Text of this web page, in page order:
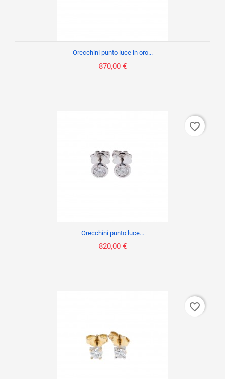
Orecchini punto luce in oro...
870,00 €
Orecchini punto luce...
820,00 €
favorite_border
favorite_border